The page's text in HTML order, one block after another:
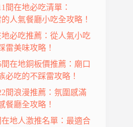
間在地必吃清單：
人氣餐廳小吃全攻略！
地必吃推薦：從人氣小吃
雷美味攻略！
在地銅板價推薦：廟口
必吃的不踩雷攻略！
間浪漫推薦：氛圍感滿
餐廳全攻略！
在地人激推名單：最適合